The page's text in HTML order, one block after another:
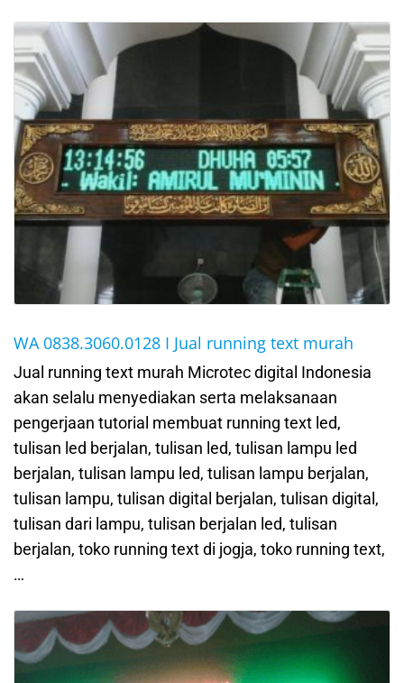
WA 0838.3060.0128 I Jual running text murah
Jual running text murah Microtec digital Indonesia
akan selalu menyediakan serta melaksanaan
pengerjaan tutorial membuat running text led,
tulisan led berjalan, tulisan led, tulisan lampu led
berjalan, tulisan lampu led, tulisan lampu berjalan,
tulisan lampu, tulisan digital berjalan, tulisan digital,
tulisan dari lampu, tulisan berjalan led, tulisan
berjalan, toko running text di jogja, toko running text,
…